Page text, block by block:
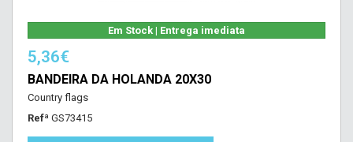
Em Stock | Entrega imediata
5,36€
BANDEIRA DA HOLANDA 20X30
Country flags
Refª GS73415